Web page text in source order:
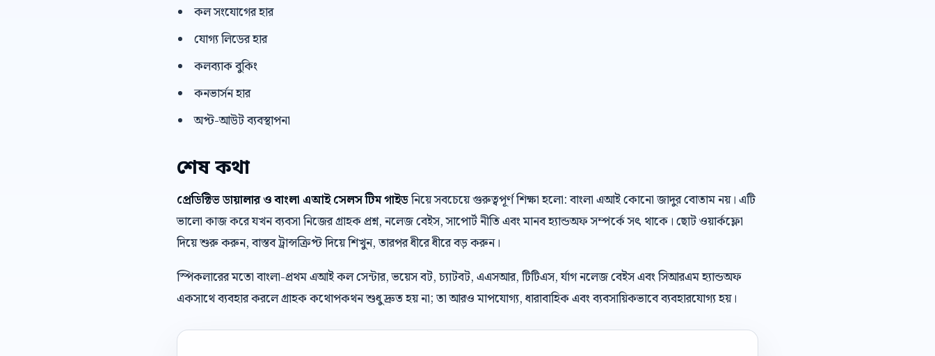
কল সংযোগের হার
যোগ্য লিডের হার
কলব্যাক বুকিং
কনভার্সন হার
অপ্ট-আউট ব্যবস্থাপনা
শেষ কথা
প্রেডিক্টিভ ডায়ালার ও বাংলা এআই সেলস টিম গাইডনিয়ে সবচেয়ে গুরুত্বপূর্ণ শিক্ষা হলো: বাংলা এআই কোনো জাদুর বোতাম নয়। এটি
ভালো কাজ করে যখন ব্যবসা নিজের গ্রাহক প্রশ্ন, নলেজ বেইস, সাপোর্ট নীতি এবং মানব হ্যান্ডঅফ সম্পর্কে সৎ থাকে। ছোট ওয়ার্কফ্লো
দিয়ে শুরু করুন, বাস্তব ট্রান্সক্রিপ্ট দিয়ে শিখুন, তারপর ধীরে ধীরে বড় করুন।
স্পিকলারের মতো বাংলা-প্রথম এআই কল সেন্টার, ভয়েস বট, চ্যাটবট, এএসআর, টিটিএস, র্যাগ নলেজ বেইস এবং সিআরএম হ্যান্ডঅফ
একসাথে ব্যবহার করলে গ্রাহক কথোপকথন শুধু দ্রুত হয় না; তা আরও মাপযোগ্য, ধারাবাহিক এবং ব্যবসায়িকভাবে ব্যবহারযোগ্য হয়।